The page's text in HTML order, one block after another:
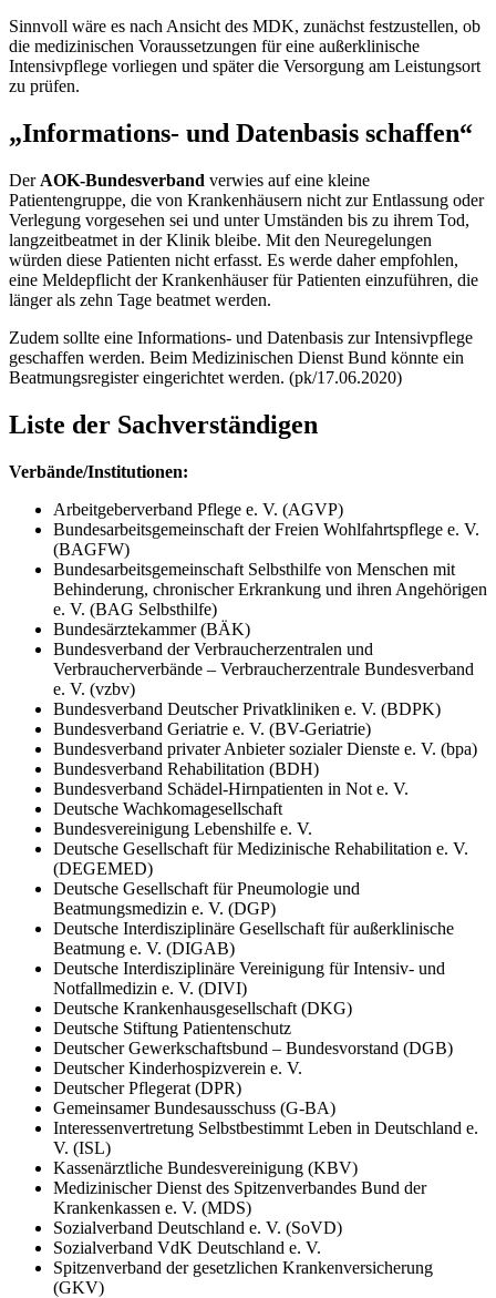
Sinnvoll wäre es nach Ansicht des MDK, zunächst festzustellen, ob
die medizinischen Voraussetzungen für eine außerklinische
Intensivpflege vorliegen und später die Versorgung am Leistungsort
zu prüfen.
„Informations- und Datenbasis schaffen“
Der AOK-Bundesverband verwies auf eine kleine
Patientengruppe, die von Krankenhäusern nicht zur Entlassung oder
Verlegung vorgesehen sei und unter Umständen bis zu ihrem Tod,
langzeitbeatmet in der Klinik bleibe. Mit den Neuregelungen
würden diese Patienten nicht erfasst. Es werde daher empfohlen,
eine Meldepflicht der Krankenhäuser für Patienten einzuführen, die
länger als zehn Tage beatmet werden.
Zudem sollte eine Informations- und Datenbasis zur Intensivpflege
geschaffen werden. Beim Medizinischen Dienst Bund könnte ein
Beatmungsregister eingerichtet werden. (pk/17.06.2020)
Liste der Sachverständigen
Verbände/Institutionen:
Arbeitgeberverband Pflege e. V. (AGVP)
Bundesarbeitsgemeinschaft der Freien Wohlfahrtspflege e. V.
(BAGFW)
Bundesarbeitsgemeinschaft Selbsthilfe von Menschen mit
Behinderung, chronischer Erkrankung und ihren Angehörigen
e. V. (BAG Selbsthilfe)
Bundesärztekammer (BÄK)
Bundesverband der Verbraucherzentralen und
Verbraucherverbände – Verbraucherzentrale Bundesverband
e. V. (vzbv)
Bundesverband Deutscher Privatkliniken e. V. (BDPK)
Bundesverband Geriatrie e. V. (BV-Geriatrie)
Bundesverband privater Anbieter sozialer Dienste e. V. (bpa)
Bundesverband Rehabilitation (BDH)
Bundesverband Schädel-Hirnpatienten in Not e. V.
Deutsche Wachkomagesellschaft
Bundesvereinigung Lebenshilfe e. V.
Deutsche Gesellschaft für Medizinische Rehabilitation e. V.
(DEGEMED)
Deutsche Gesellschaft für Pneumologie und
Beatmungsmedizin e. V. (DGP)
Deutsche Interdisziplinäre Gesellschaft für außerklinische
Beatmung e. V. (DIGAB)
Deutsche Interdisziplinäre Vereinigung für Intensiv- und
Notfallmedizin e. V. (DIVI)
Deutsche Krankenhausgesellschaft (DKG)
Deutsche Stiftung Patientenschutz
Deutscher Gewerkschaftsbund – Bundesvorstand (DGB)
Deutscher Kinderhospizverein e. V.
Deutscher Pflegerat (DPR)
Gemeinsamer Bundesausschuss (G-BA)
Interessenvertretung Selbstbestimmt Leben in Deutschland e.
V. (ISL)
Kassenärztliche Bundesvereinigung (KBV)
Medizinischer Dienst des Spitzenverbandes Bund der
Krankenkassen e. V. (MDS)
Sozialverband Deutschland e. V. (SoVD)
Sozialverband VdK Deutschland e. V.
Spitzenverband der gesetzlichen Krankenversicherung
(GKV)